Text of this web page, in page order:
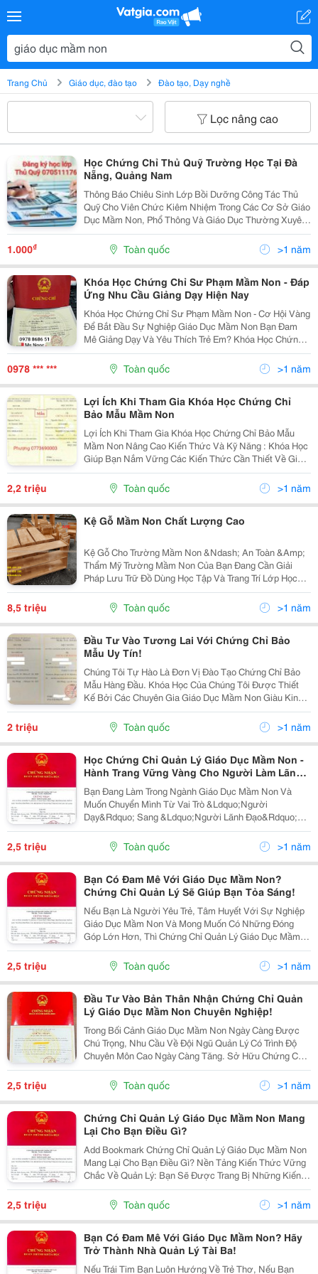
Trang Chủ Giáo dục, đào tạo Đào tạo, Dạy nghề
Lọc nâng cao
Học Chứng Chỉ Thủ Quỹ Trường Học Tại Đà
Nẵng, Quảng Nam
Thông Báo Chiêu Sinh Lớp Bồi Dưỡng Công Tác Thủ
Quỹ Cho Viên Chức Kiêm Nhiệm Trong Các Cơ Sở Giáo
Dục Mầm Non, Phổ Thông Và Giáo Dục Thường Xuyên
I. Đối Tượng Tham Gia: Viên Chức Kiêm Nhiệm Làm
Công Tác Thủ Quỹ Tại Các Cơ Sở Giáo Dục Mầm...
1.000₫ Toàn quốc >1 năm
Khóa Học Chứng Chỉ Sư Phạm Mầm Non - Đáp
Ứng Nhu Cầu Giảng Dạy Hiện Nay
Khóa Học Chứng Chỉ Sư Phạm Mầm Non - Cơ Hội Vàng
Để Bắt Đầu Sự Nghiệp Giáo Dục Mầm Non Bạn Đam
Mê Giảng Dạy Và Yêu Thích Trẻ Em? Khóa Học Chứng
Chỉ Sư Phạm Mầm Non Của Chúng Tôi Sẽ Giúp Bạn
Biến Ước Mơ Thành Hiện Thực. 1. Tại Sao Nên Chọn
Khóa Học...
0978 *** *** Toàn quốc >1 năm
Lợi Ích Khi Tham Gia Khóa Học Chứng Chỉ
Bảo Mẫu Mầm Non
Lợi Ích Khi Tham Gia Khóa Học Chứng Chỉ Bảo Mẫu
Mầm Non Nâng Cao Kiến Thức Và Kỹ Năng : Khóa Học
Giúp Bạn Nắm Vững Các Kiến Thức Cần Thiết Về Giáo
Dục Mầm Non, Từ Tâm Lý Trẻ Em Đến Kỹ Năng Giao
Tiếp Và Tổ Chức Hoạt Động Vui Chơi. Phát Triển Kỹ...
2,2 triệu Toàn quốc >1 năm
Kệ Gỗ Mầm Non Chất Lượng Cao
Kệ Gỗ Cho Trường Mầm Non &Ndash; An Toàn &Amp;
Thẩm Mỹ Trường Mầm Non Của Bạn Đang Cần Giải
Pháp Lưu Trữ Đồ Dùng Học Tập Và Trang Trí Lớp Học?
Hãy Lựa Chọn Kệ Gỗ Chất Lượng Cao, Được Thiết Kế
Riêng Cho Môi Trường Giáo Dục Mầm Non Với Tiêu Chí
8,5 triệu Toàn quốc >1 năm
Đầu Tư Vào Tương Lai Với Chứng Chỉ Bảo
Mẫu Uy Tín!
Chúng Tôi Tự Hào Là Đơn Vị Đào Tạo Chứng Chỉ Bảo
Mẫu Hàng Đầu. Khóa Học Của Chúng Tôi Được Thiết
Kế Bởi Các Chuyên Gia Giáo Dục Mầm Non Giàu Kinh
Nghiệm, Đảm Bảo Cung Cấp Cho Học Viên Những Kiến
Thức Và Kỹ Năng Thực Tế Nhất. Chứng Chỉ Có Giá
2 triệu Toàn quốc >1 năm
Học Chứng Chỉ Quản Lý Giáo Dục Mầm Non -
Hành Trang Vững Vàng Cho Người Làm Lãnh
Đạo
Bạn Đang Làm Trong Ngành Giáo Dục Mầm Non Và
Muốn Chuyển Mình Từ Vai Trò &Ldquo;Người
Dạy&Rdquo; Sang &Ldquo;Người Lãnh Đạo&Rdquo;?
Hãy Chuẩn Bị Hành Trang Pháp Lý Và Chuyên Môn Vững
Vàng Bằng Chứng Chỉ Bồi Dưỡng Nghiệp Vụ Quản Lý
Giáo Dục Mầm Non...
2,5 triệu Toàn quốc >1 năm
Bạn Có Đam Mê Với Giáo Dục Mầm Non?
Chứng Chỉ Quản Lý Sẽ Giúp Bạn Tỏa Sáng!
Nếu Bạn Là Người Yêu Trẻ, Tâm Huyết Với Sự Nghiệp
Giáo Dục Mầm Non Và Mong Muốn Có Những Đóng
Góp Lớn Hơn, Thì Chứng Chỉ Quản Lý Giáo Dục Mầm
Non L À Bước Đi Chiến Lược Để Bạn Hiện Thực Hóa
Ước Mơ Của Mình. Khóa Học Được Thiết Kế Đặc Biệt
Dành Cho...
2,5 triệu Toàn quốc >1 năm
Đầu Tư Vào Bản Thân Nhận Chứng Chỉ Quản
Lý Giáo Dục Mầm Non Chuyên Nghiệp!
Trong Bối Cảnh Giáo Dục Mầm Non Ngày Càng Được
Chú Trọng, Nhu Cầu Về Đội Ngũ Quản Lý Có Trình Độ
Chuyên Môn Cao Ngày Càng Tăng. Sở Hữu Chứng Chỉ
Quản Lý Giáo Dục Mầm Non Không Chỉ Giúp Bạn Nâng
Cao Kiến Thức Và Kỹ Năng Mà Còn Mở Ra Những Cơ
Hội Nghề...
2,5 triệu Toàn quốc >1 năm
Chứng Chỉ Quản Lý Giáo Dục Mầm Non Mang
Lại Cho Bạn Điều Gì?
Add Bookmark Chứng Chỉ Quản Lý Giáo Dục Mầm Non
Mang Lại Cho Bạn Điều Gì? Nền Tảng Kiến Thức Vững
Chắc Về Quản Lý: Bạn Sẽ Được Trang Bị Những Kiến
Thức Cốt Lõi Về Các Khía Cạnh Quản Lý Trong Giáo
Dục Mầm Non, Từ Quản Lý Chiến Lược, Quản Lý...
2,5 triệu Toàn quốc >1 năm
Bạn Có Đam Mê Với Giáo Dục Mầm Non? Hãy
Trở Thành Nhà Quản Lý Tài Ba!
Nếu Trái Tim Bạn Luôn Hướng Về Trẻ Thơ, Nếu Bạn